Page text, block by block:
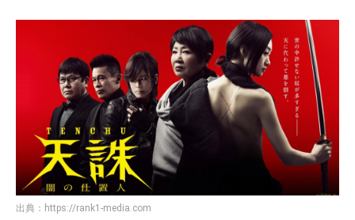
出典： https://rank1-media.com